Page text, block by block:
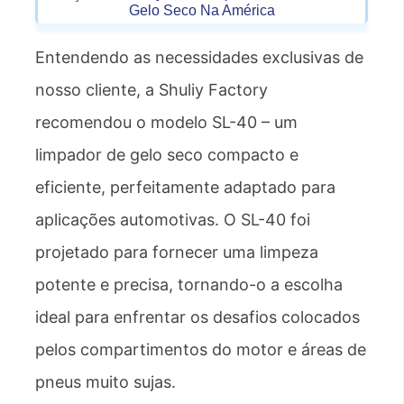
Gelo Seco Na América
Entendendo as necessidades exclusivas de
nosso cliente, a Shuliy Factory
recomendou o modelo SL-40 – um
limpador de gelo seco compacto e
eficiente, perfeitamente adaptado para
aplicações automotivas. O SL-40 foi
projetado para fornecer uma limpeza
potente e precisa, tornando-o a escolha
ideal para enfrentar os desafios colocados
pelos compartimentos do motor e áreas de
pneus muito sujas.